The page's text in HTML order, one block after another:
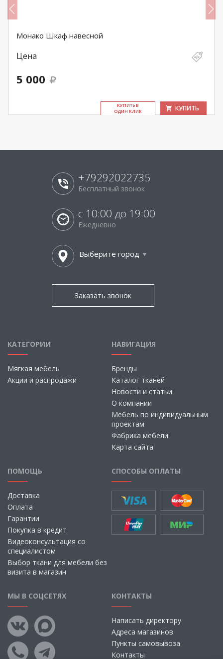
Монако Шкаф навесной
Цена
5 000
КУ­ПИТЬ В
ОДИН КЛИК
КУПИТЬ
+79292022735
Бесплатный звонок
с 10:00 до 19:00
Ежедневно
Выберите город
Заказать звонок
КАТЕГОРИИ
Мягкая мебель
Акции и распродажи
НАВИГАЦИЯ
Бренды
Каталог тканей
Новости и статьи
О компании
Мебель по индивидуальным
проектам
Фабрика мебели
Карта сайта
ПОМОЩЬ
Доставка
Оплата
Гарантии
Покупка в кредит
Видеоконсультация со
специалистом
Выбор ткани для мебели без
визита в магазин
СПОСОБЫ ОПЛАТЫ
МЫ В СОЦСЕТЯХ КОНТАКТЫ
Написать директору
Адреса магазинов
Пункты самовывоза
Контакты